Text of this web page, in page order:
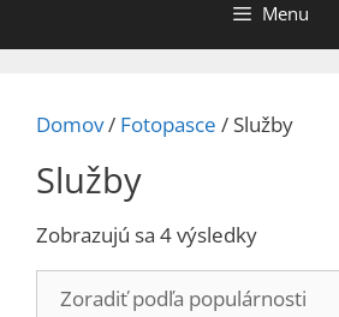
Menu
Domov/ Fotopasce / Služby
Služby
Zobrazujú sa 4 výsledkyZoradené
podľa
popularity